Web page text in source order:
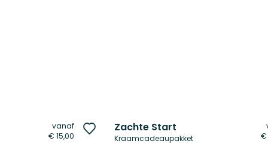
vanaf
€ 15,00
VoegZachte Start
Kraamcadeaupakket
€